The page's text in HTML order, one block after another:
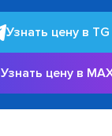
Узнать цену в TG
Узнать цену в